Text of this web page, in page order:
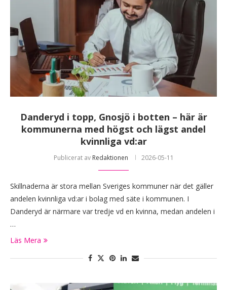
Danderyd i topp, Gnosjö i botten – här är
kommunerna med högst och lägst andel
kvinnliga vd:ar
Publicerat av Redaktionen 2026-05-11
Skillnaderna är stora mellan Sveriges kommuner när det gäller
andelen kvinnliga vd:ar i bolag med säte i kommunen. I
Danderyd är närmare var tredje vd en kvinna, medan andelen i
…
Läs Mera